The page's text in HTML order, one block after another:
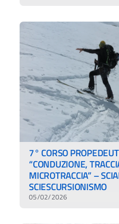
7° CORSO
“CONDUZIONE,
MICROTRACCIA” –
SCIESCURSIONISMO
05/02/2026